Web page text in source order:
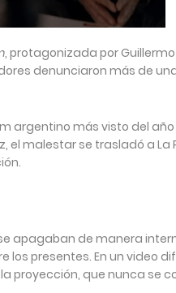
, protagonizada por
denunciaron más de
argentino más visto del
malestar se trasladó a La
apagaban de manera
presentes. En un video
proyección, que nunca se